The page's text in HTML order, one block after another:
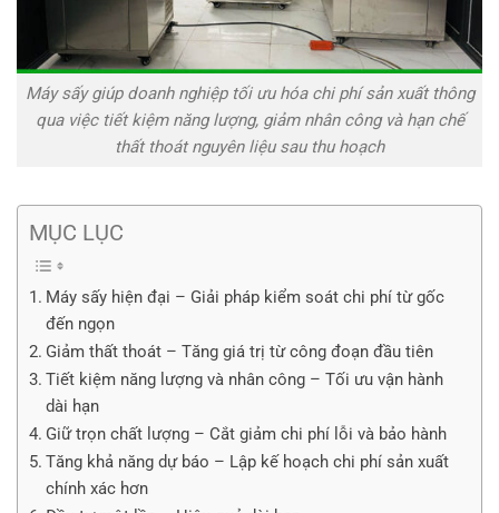
Máy sấy giúp doanh nghiệp tối ưu hóa chi phí sản xuất thông
qua việc tiết kiệm năng lượng, giảm nhân công và hạn chế
thất thoát nguyên liệu sau thu hoạch
MỤC LỤC
Máy sấy hiện đại – Giải pháp kiểm soát chi phí từ gốc
đến ngọn
Giảm thất thoát – Tăng giá trị từ công đoạn đầu tiên
Tiết kiệm năng lượng và nhân công – Tối ưu vận hành
dài hạn
Giữ trọn chất lượng – Cắt giảm chi phí lỗi và bảo hành
Tăng khả năng dự báo – Lập kế hoạch chi phí sản xuất
chính xác hơn